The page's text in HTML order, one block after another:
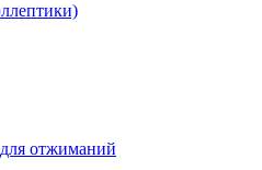
отжиманий